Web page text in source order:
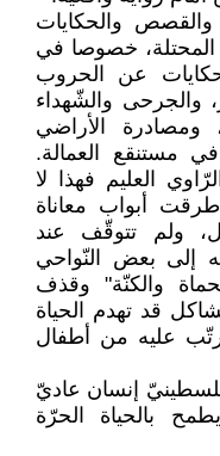
والحكايات
المحتلة، خصوصا في
عن الحروب
والجرحى والشّهداء
ومصادرة الأراضي
مستنقع العمالة.
العليم فهذا لا
أبواب معاناة
ولم تتوقّف عند
إلى بعض النّواحي
والكنّة" وقذف
قد تهدم الحياة
عليه من أطفال
إنسان عاديّ
بالحياة الحرّة